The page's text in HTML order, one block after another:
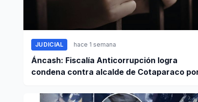
JUDICIAL hace 1 semana
Áncash: Fiscalía Anticorrupción logra
condena contra alcalde de Cotaparaco